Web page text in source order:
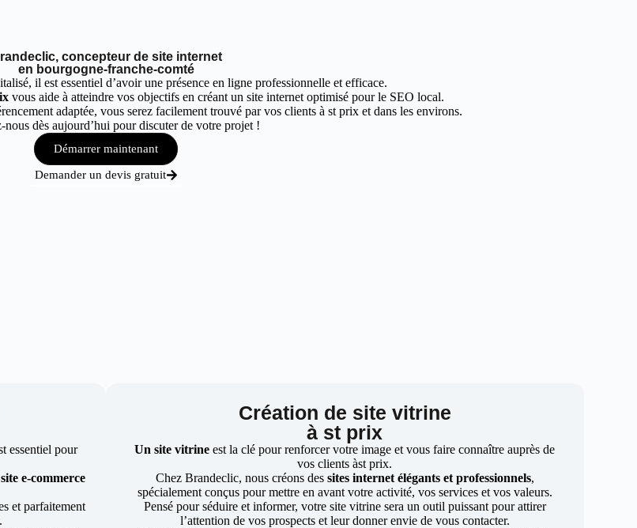
concepteur de site internet
en bourgogne-franche-comté
il est essentiel d’avoir une présence en ligne professionnelle et efficace.
vous aide à atteindre vos objectifs en créant un site internet optimisé pour le SEO local.
adaptée, vous serez facilement trouvé par vos clients à st prix et dans les environs.
nous dès aujourd’hui pour discuter de votre projet !
Démarrer maintenant
Demander un devis gratuit
essentiel pour
e-commerce
et parfaitement
Création de site vitrine
à st prix
Un site vitrine est la clé pour renforcer votre image et vous faire connaître auprès de
vos clients àst prix.
Chez Brandeclic, nous créons dessites internet élégants et professionnels,
spécialement conçus pour mettre en avant votre activité, vos services et vos valeurs.
Pensé pour séduire et informer, votre site vitrine sera un outil puissant pour attirer
l’attention de vos prospects et leur donner envie de vous contacter.